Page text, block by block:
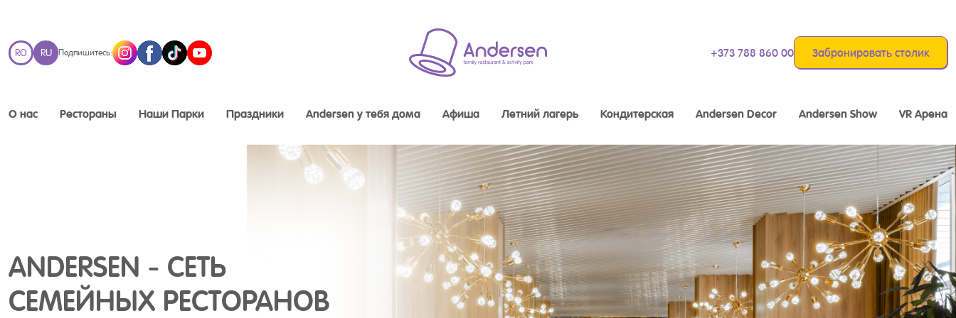
RO RU Подпишитесь: +373 788 860 00 Забронировать столик
О нас Рестораны Наши Парки Праздники Andersen у тебя дома Афиша Летний лагерь Кондитерская Andersen Decor Andersen Show VR Арена
ANDERSEN - СЕТЬ
СЕМЕЙНЫХ РЕСТОРАНОВ